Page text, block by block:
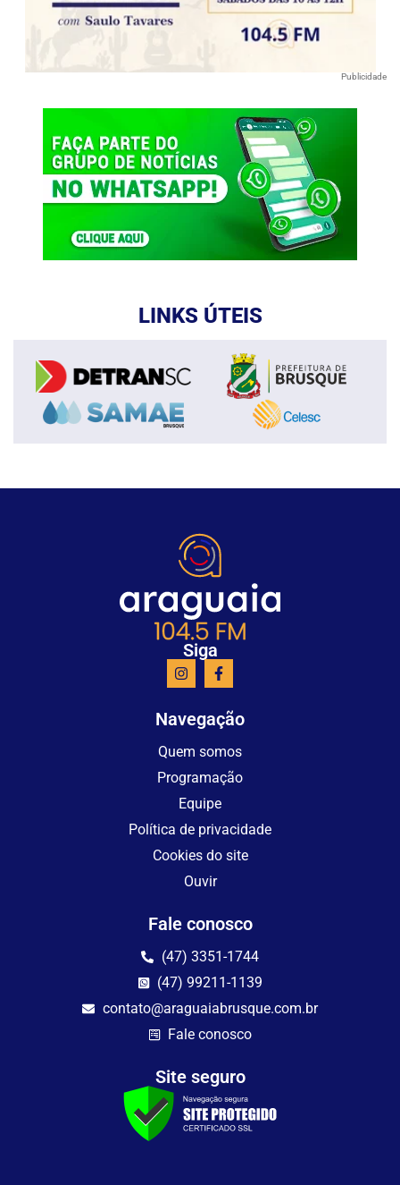
Publicidade
LINKS ÚTEIS
Siga
Navegação
Quem somos
Programação
Equipe
Política de privacidade
Cookies do site
Ouvir
Fale conosco
(47) 3351-1744
(47) 99211-1139
contato@araguaiabrusque.com.br
Fale conosco
Site seguro